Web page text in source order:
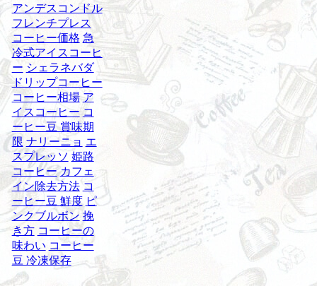
アンデスコンドル
フレンチプレス
コーヒー価格 急
冷式アイスコーヒ
ー シェラネバダ
ドリップコーヒー
コーヒー相場 ア
イスコーヒー コ
ーヒー豆 賞味期
限 ナリーニョ エ
スプレッソ 姫路
コーヒー カフェ
イン除去方法 コ
ーヒー豆 鮮度 ピ
ンクブルボン 挽
き方 コーヒーの
味わい コーヒー
豆 冷凍保存